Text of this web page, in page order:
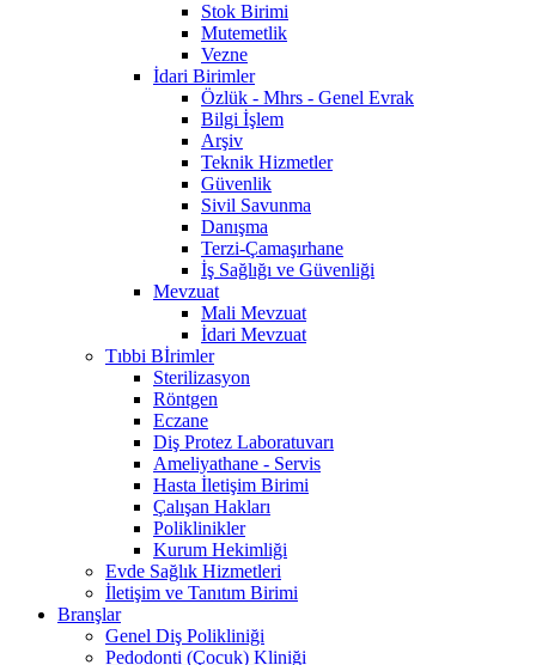
Stok Birimi
Mutemetlik
Vezne
İdari Birimler
Özlük - Mhrs - Genel Evrak
Bilgi İşlem
Arşiv
Teknik Hizmetler
Güvenlik
Sivil Savunma
Danışma
Terzi-Çamaşırhane
İş Sağlığı ve Güvenliği
Mevzuat
Mali Mevzuat
İdari Mevzuat
Tıbbi Bİrimler
Sterilizasyon
Röntgen
Eczane
Diş Protez Laboratuvarı
Ameliyathane - Servis
Hasta İletişim Birimi
Çalışan Hakları
Poliklinikler
Kurum Hekimliği
Evde Sağlık Hizmetleri
İletişim ve Tanıtım Birimi
Branşlar
Genel Diş Polikliniği
Pedodonti (Çocuk) Kliniği